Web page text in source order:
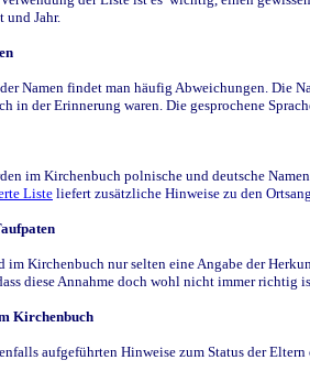
und Jahr.
Namen findet man häufig Abweichungen. Die
in der Erinnerung waren. Die gesprochene
im Kirchenbuch polnische und deutsche
Liste liefert zusätzliche Hinweise zu den
im Kirchenbuch nur selten eine Angabe der
diese Annahme doch wohl nicht immer richtig
Kirchenbuch
aufgeführten Hinweise zum Status der